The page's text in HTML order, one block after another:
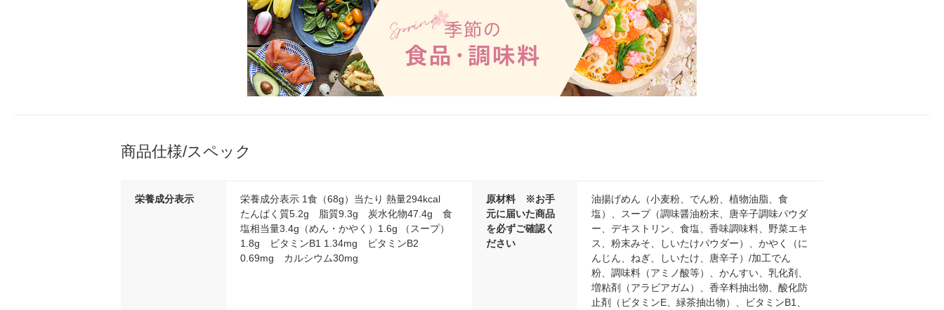
商品仕様/スペック
栄養成分表示
栄養成分表示 1食（68g）当たり 熱量294kcal
たんぱく質5.2g 脂質9.3g 炭水化物47.4g 食
塩相当量3.4g（めん・かやく）1.6g （スープ）
1.8g ビタミンB1 1.34mg ビタミンB2
0.69mg カルシウム30mg
原材料 ※お手
元に届いた商品
を必ずご確認く
ださい
油揚げめん（小麦粉、でん粉、植物油脂、食
塩）、スープ（調味醤油粉末、唐辛子調味パウダ
ー、デキストリン、食塩、香味調味料、野菜エキ
ス、粉末みそ、しいたけパウダー）、かやく（に
んじん、ねぎ、しいたけ、唐辛子）/加工でん
粉、調味料（アミノ酸等）、かんすい、乳化剤、
増粘剤（アラビアガム）、香辛料抽出物、酸化防
止剤（ビタミンE、緑茶抽出物）、ビタミンB1、